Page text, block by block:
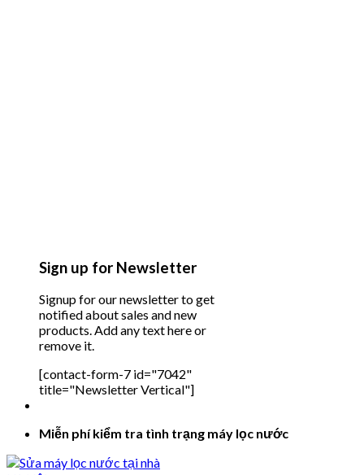
Sign up for Newsletter
Signup for our newsletter to get
notified about sales and new
products. Add any text here or
remove it.
[contact-form-7 id="7042"
title="Newsletter Vertical"]
Miễn phí kiểm tra tình trạng máy lọc nước